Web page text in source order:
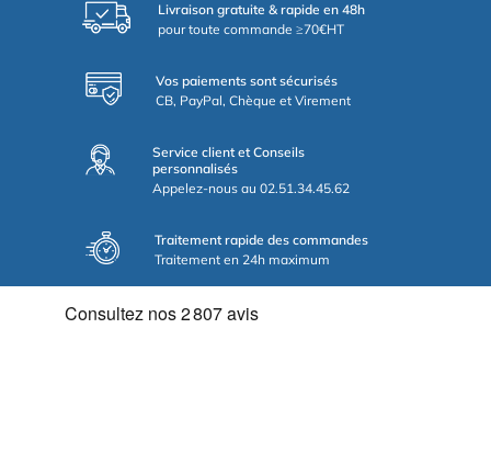
Livraison gratuite & rapide en 48h
pour toute commande ≥70€HT
Vos paiements sont sécurisés
CB, PayPal, Chèque et Virement
Service client et Conseils
personnalisés
Appelez-nous au 02.51.34.45.62
Traitement rapide des commandes
Traitement en 24h maximum